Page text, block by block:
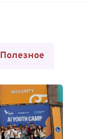
Полезное